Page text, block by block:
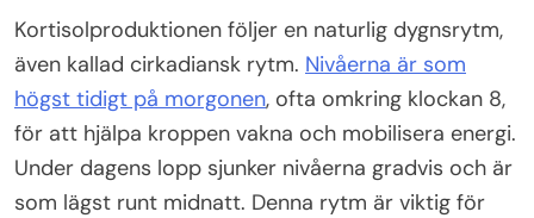
Kortisolproduktionen följer en naturlig dygnsrytm,
även kallad cirkadiansk rytm. Nivåerna är som
högst tidigt på morgonen, ofta omkring klockan 8,
för att hjälpa kroppen vakna och mobilisera energi.
Under dagens lopp sjunker nivåerna gradvis och är
som lägst runt midnatt. Denna rytm är viktig för